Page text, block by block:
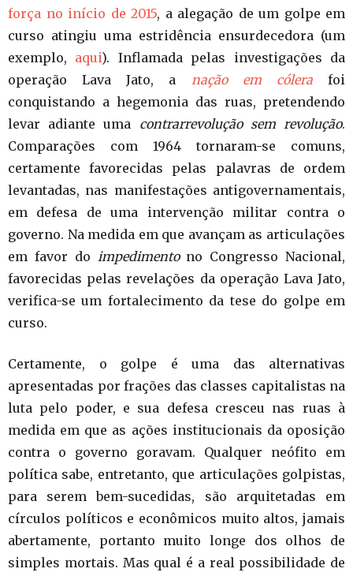
força no início de 2015, a alegação de um golpe em
curso atingiu uma estridência ensurdecedora (um
exemplo, aqui). Inflamada pelas investigações da
operação Lava Jato, a nação em cólerafoi
conquistando a hegemonia das ruas, pretendendo
levar adiante uma contrarrevolução sem revolução.
Comparações com 1964 tornaram-se comuns,
certamente favorecidas pelas palavras de ordem
levantadas, nas manifestações antigovernamentais,
em defesa de uma intervenção militar contra o
governo. Na medida em que avançam as articulações
em favor do impedimentono Congresso Nacional,
favorecidas pelas revelações da operação Lava Jato,
verifica-se um fortalecimento da tese do golpe em
curso.
Certamente, o golpe é uma das alternativas
apresentadas por frações das classes capitalistas na
luta pelo poder, e sua defesa cresceu nas ruas à
medida em que as ações institucionais da oposição
contra o governo goravam. Qualquer neófito em
política sabe, entretanto, que articulações golpistas,
para serem bem-sucedidas, são arquitetadas em
círculos políticos e econômicos muito altos, jamais
abertamente, portanto muito longe dos olhos de
simples mortais. Mas qual é a real possibilidade de